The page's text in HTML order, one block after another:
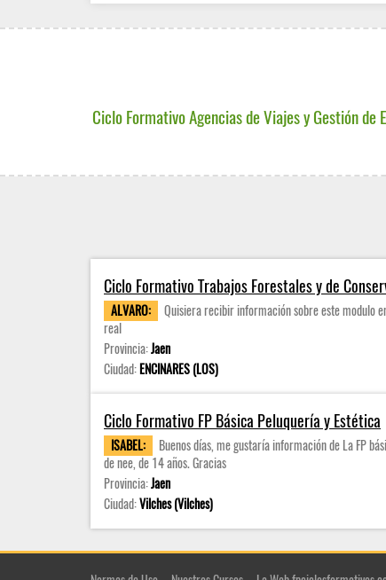
Ciclo Formativo Agencias de Viajes y Gestión de
Ciclo Formativo Trabajos Forestales y de
ALVARO:
Quisiera recibir información sobre este modulo
real
Provincia:Jaen
Ciudad:ENCINARES (LOS)
Ciclo Formativo FP Básica Peluquería y Estética
ISABEL:
Buenos días, me gustaría información de La FP
de nee, de 14 años. Gracias
Provincia:Jaen
Ciudad:Vilches (Vilches)